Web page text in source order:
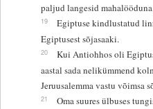
paljud langesid mahalööduna.
19
Egiptuse kindlustatud
Egiptusest sõjasaaki.
20
Kui Antiohhos oli
aastal sada nelikümmend
Jeruusalemma vastu võimsa
21
Oma suures ülbuses